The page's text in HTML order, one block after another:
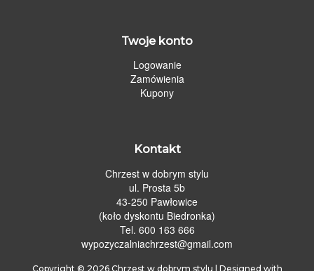
Twoje konto
Logowanie
Zamówienia
Kupony
Kontakt
Chrzest w dobrym stylu
ul. Prosta 5b
43-250 Pawłowice
(koło dyskontu Biedronka)
Tel. 600 163 666
wypozyczalniachrzest@gmail.com
Copyright © 2026 Chrzest w dobrym stylu | Designed with